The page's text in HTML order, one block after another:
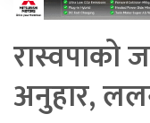
रास्वपाको
अनुहार,